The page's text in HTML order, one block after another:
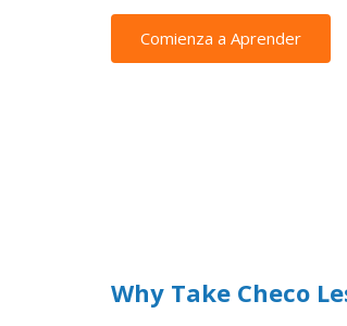
Comienza a Aprender
Why Take Checo